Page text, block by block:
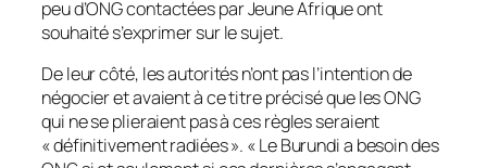
peu d’ONG contactées parJeune Afriqueont
souhaité s’exprimer sur le sujet.
De leur côté, les autorités n’ont pas l’intention de
négocier et avaient à ce titre précisé que les ONG
qui ne se plieraient pas à ces règles seraient
« définitivement radiées ». « Le Burundi a besoin des